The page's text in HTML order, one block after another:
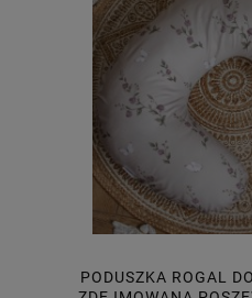
PODUSZKA ROGAL